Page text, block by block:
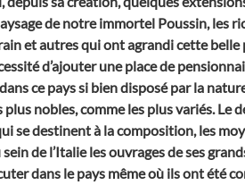
de notre immortel Poussin, les
et autres qui ont agrandi cette
d’ajouter une place de
ce pays si bien disposé par la
plus nobles, comme les plus variés. Le
se destinent à la composition, les
de l’Italie les ouvrages de ses
dans le pays même où ils ont été